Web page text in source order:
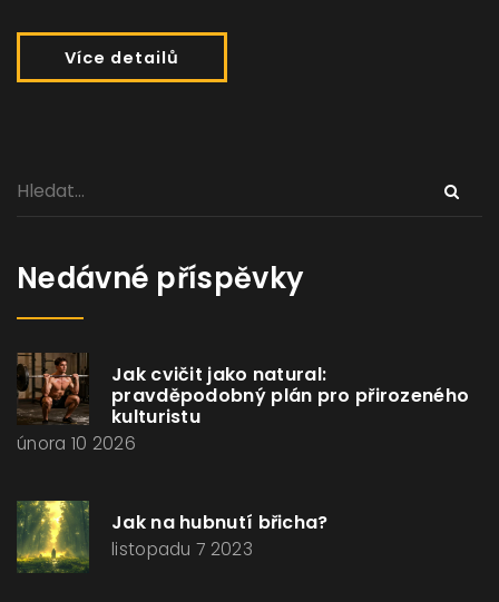
Více detailů
Nedávné příspěvky
Jak cvičit jako natural:
pravděpodobný plán pro přirozeného
kulturistu
února 10 2026
Jak na hubnutí břicha?
listopadu 7 2023